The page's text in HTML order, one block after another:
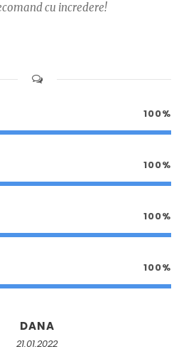
cu incredere!
100%
100%
100%
100%
DANA
21.01.2022